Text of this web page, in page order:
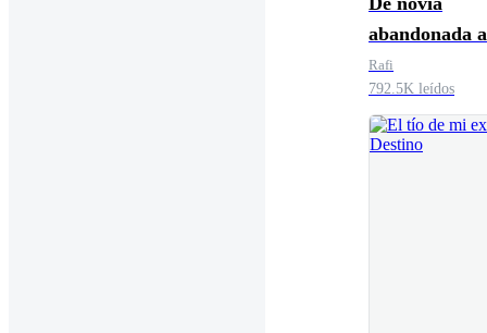
abandonada a
amada del
Rafi
792.5K leídos